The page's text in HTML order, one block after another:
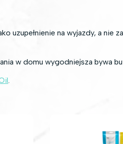
uzupełnienie na wyjazdy, a nie
w domu wygodniejsza bywa
.